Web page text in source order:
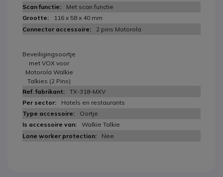
Met scan functie
116 x 58 x 40 mm
2 pins Motorola
Beveiligingsoortje
met VOX voor
Motorola Walkie
Talkies (2 Pins)
TX-318-MXV
Hotels en restaurants
Oortje
Walkie Talkie
Nee